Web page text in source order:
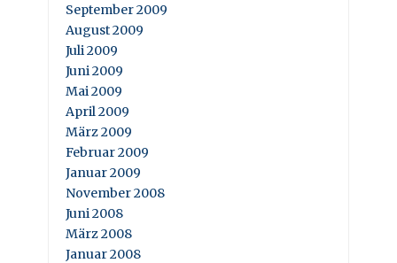
September 2009
August 2009
Juli 2009
Juni 2009
Mai 2009
April 2009
März 2009
Februar 2009
Januar 2009
November 2008
Juni 2008
März 2008
Januar 2008